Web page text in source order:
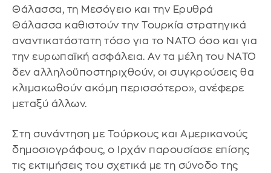
Θάλασσα, τη Μεσόγειο και την Ερυθρά
Θάλασσα καθιστούν την Τουρκία στρατηγικά
αναντικατάστατη τόσο για το NATO όσο και για
την ευρωπαϊκή ασφάλεια. Αν τα μέλη του NATO
δεν αλληλοϋποστηριχθούν, οι συγκρούσεις θα
κλιμακωθούν ακόμη περισσότερο», ανέφερε
μεταξύ άλλων.
Στη συνάντηση με Τούρκους και Αμερικανούς
δημοσιογράφους, ο Ιρχάν παρουσίασε επίσης
τις εκτιμήσεις του σχετικά με τη σύνοδο της